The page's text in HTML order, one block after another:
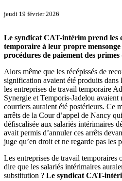
jeudi 19 février 2026
Le syndicat CAT-intérim prend les
temporaire à leur propre
procédures de paiement des primes
Alors même que les récépissés de
signification avaient été produits dans
les entreprises de travail temporaire
Synergie et Temporis-Jadelou avaient
courriers auraient été postérieurs. Ce
arrêts de la Cour d’appel de Nancy
défiscalisée aux salariés intérimaires
avait permis d’annuler ces arrêts
juge qu’en droit et ne regarde pas les
Les entreprises de travail temporaires
dire que les salariés intérimaires
substitution ? Le syndicat CAT-